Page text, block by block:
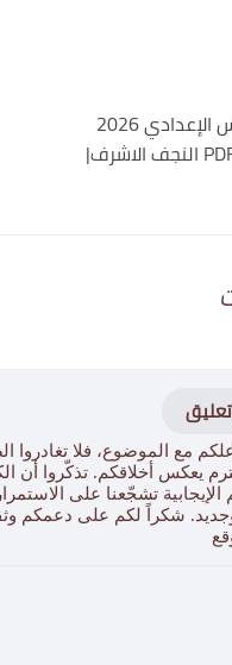
نتائج السادس الإعدادي 2026
الدور الأول PDF النجف الاشرف|
مع الموضوع، فلا تغادروا
يعكس أخلاقكم. تذكّروا أن
الإيجابية تشجّعنا على
شكراً لكم على دعمكم